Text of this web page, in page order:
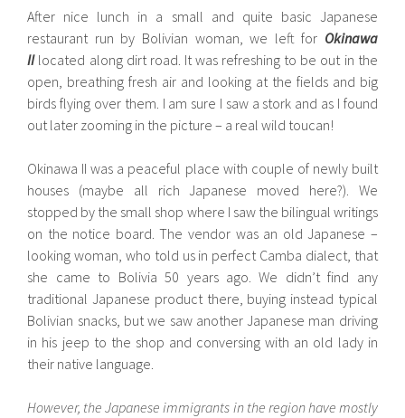
After nice lunch in a small and quite basic Japanese
restaurant run by Bolivian woman, we left for Okinawa
IIlocated along dirt road. It was refreshing to be out in the
open, breathing fresh air and looking at the fields and big
birds flying over them. I am sure I saw a stork and as I found
out later zooming in the picture – a real wild toucan!
Okinawa II was a peaceful place with couple of newly built
houses (maybe all rich Japanese moved here?). We
stopped by the small shop where I saw the bilingual writings
on the notice board. The vendor was an old Japanese –
looking woman, who told us in perfect Camba dialect, that
she came to Bolivia 50 years ago. We didn’t find any
traditional Japanese product there, buying instead typical
Bolivian snacks, but we saw another Japanese man driving
in his jeep to the shop and conversing with an old lady in
their native language.
However, the Japanese immigrants in the region have mostly